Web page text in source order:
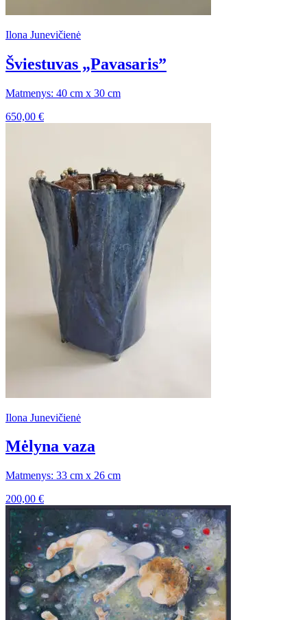
Ilona Junevičienė
Šviestuvas „Pavasaris”
Matmenys: 40 cm x 30 cm
650,00 €
Ilona Junevičienė
Mėlyna vaza
Matmenys: 33 cm x 26 cm
200,00 €